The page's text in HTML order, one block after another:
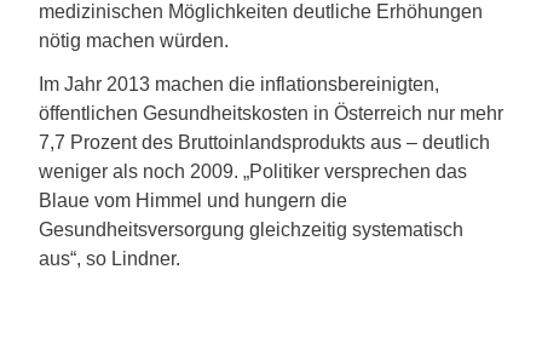
medizinischen Möglichkeiten deutliche Erhöhungen
nötig machen würden.
Im Jahr 2013 machen die inflationsbereinigten,
öffentlichen Gesundheitskosten in Österreich nur mehr
7,7 Prozent des Bruttoinlandsprodukts aus – deutlich
weniger als noch 2009. „Politiker versprechen das
Blaue vom Himmel und hungern die
Gesundheitsversorgung gleichzeitig systematisch
aus“, so Lindner.